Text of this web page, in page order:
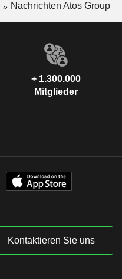
Nachrichten Atos Group
+ 1.300.000
Mitglieder
Kontaktieren Sie uns